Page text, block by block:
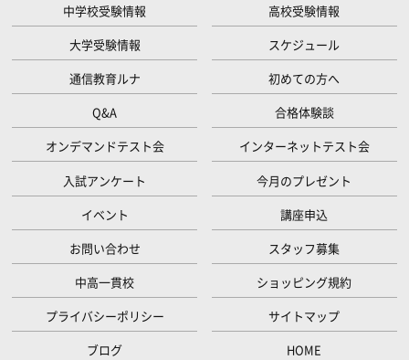
中学校受験情報
高校受験情報
大学受験情報
スケジュール
通信教育ルナ
初めての方へ
Q&A
合格体験談
オンデマンドテスト会
インターネットテスト会
入試アンケート
今月のプレゼント
イベント
講座申込
お問い合わせ
スタッフ募集
中高一貫校
ショッピング規約
プライバシーポリシー
サイトマップ
ブログ
HOME